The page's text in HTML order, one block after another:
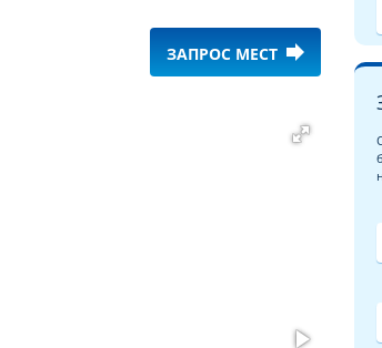
ЗАПРОС МЕСТ forward